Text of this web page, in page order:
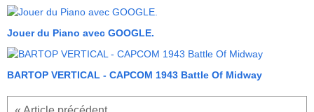
Jouer du Piano avec GOOGLE.
BARTOP VERTICAL - CAPCOM 1943 Battle Of Midway